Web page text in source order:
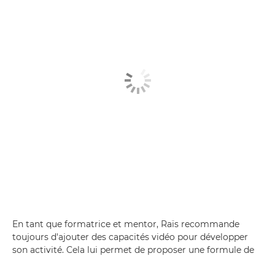
En tant que formatrice et mentor, Raïs recommande
toujours d'ajouter des capacités vidéo pour développer
son activité. Cela lui permet de proposer une formule de